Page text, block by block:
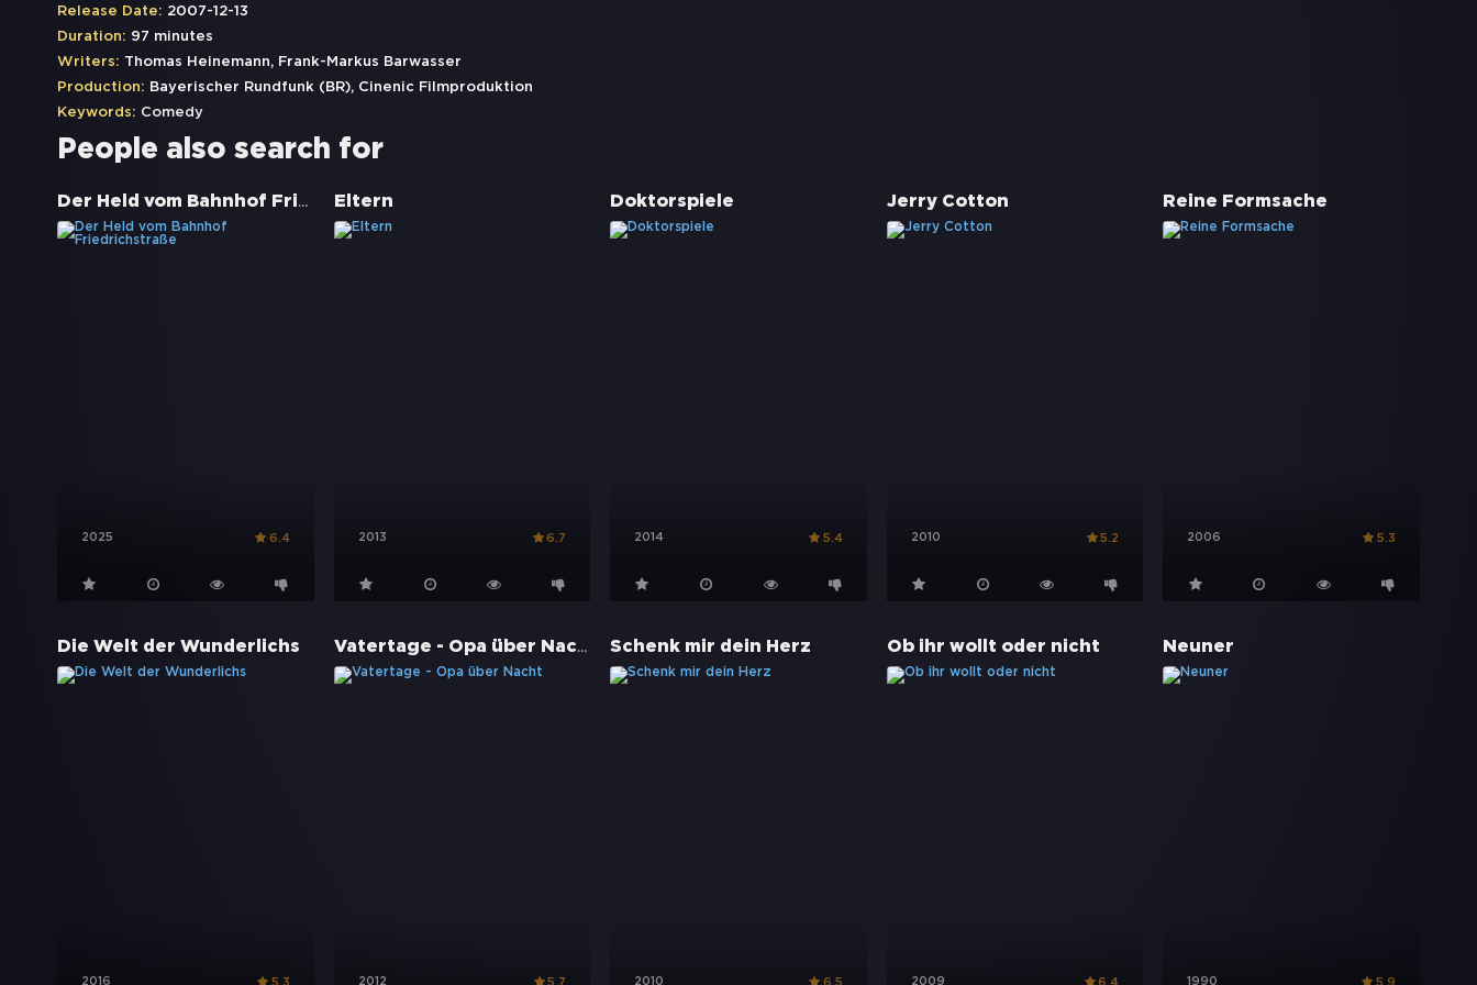
Release Date: 2007-12-13
Duration: 97 minutes
Writers: Thomas Heinemann, Frank-Markus Barwasser
Production: Bayerischer Rundfunk (BR), Cinenic Filmproduktion
Keywords: Comedy
People also search for
Der Held vom Bahnhof Friedrichstraße
2025 6.4
Eltern
2013 6.7
Doktorspiele
2014 5.4
Jerry Cotton
2010 5.2
Reine Formsache
2006 5.3
Die Welt der Wunderlichs
2016
Vatertage - Opa über Nacht
2012
Schenk mir dein Herz
2010
Ob ihr wollt oder nicht
2009
Neuner
1990